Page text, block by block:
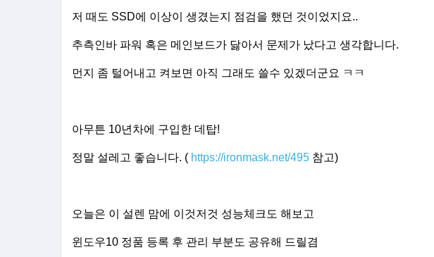
저 때도 SSD에 이상이 생겼는지 점검을 했던 것이었지요..
추측인바 파워 혹은 메인보드가 닳아서 문제가 났다고 생각합니다.
먼지 좀 털어내고 켜보면 아직 그래도 쓸수 있겠더군요 ㅋㅋ
아무튼 10년차에 구입한 데탑!
정말 설레고 좋습니다. ( https://ironmask.net/495 참고)
오늘은 이 설렌 맘에 이것저것 성능체크도 해보고
윈도우10 정품 등록 후 관리 부분도 공유해 드릴겸